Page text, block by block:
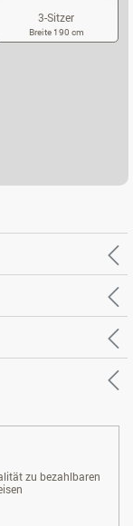
3-Sitzer
Breite 190 cm
zu bezahlbaren